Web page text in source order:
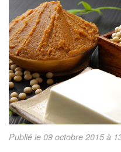
Publié le 09 octobre 2015 à